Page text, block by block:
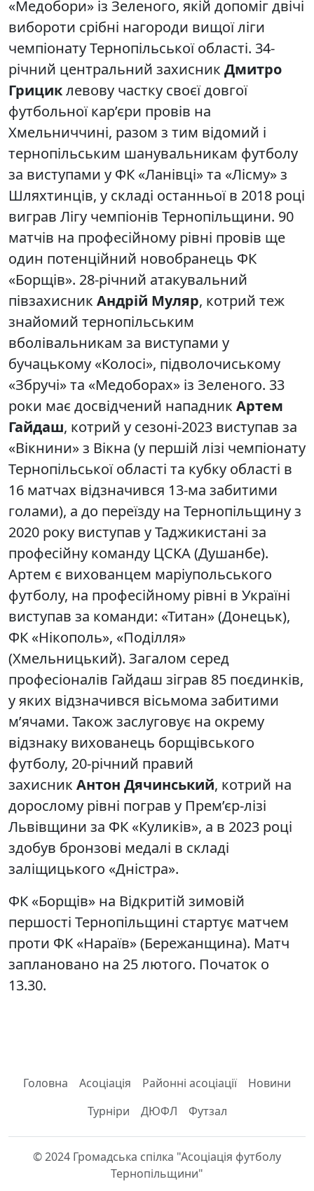
«Медобори» із Зеленого, якій допоміг двічі
вибороти срібні нагороди вищої ліги
чемпіонату Тернопільської області. 34-
річний центральний захисник Дмитро
Грициклевову частку своєї довгої
футбольної кар’єри провів на
Хмельниччині, разом з тим відомий і
тернопільським шанувальникам футболу
за виступами у ФК «Ланівці» та «Лісму» з
Шляхтинців, у складі останньої в 2018 році
виграв Лігу чемпіонів Тернопільщини. 90
матчів на професійному рівні провів ще
один потенційний новобранець ФК
«Борщів». 28-річний атакувальний
півзахисник Андрій Муляр, котрий теж
знайомий тернопільським
вболівальникам за виступами у
бучацькому «Колосі», підволочиському
«Збручі» та «Медоборах» із Зеленого. 33
роки має досвідчений нападник Артем
Гайдаш, котрий у сезоні-2023 виступав за
«Вікнини» з Вікна (у першій лізі чемпіонату
Тернопільської області та кубку області в
16 матчах відзначився 13-ма забитими
голами), а до переїзду на Тернопільщину з
2020 року виступав у Таджикистані за
професійну команду ЦСКА (Душанбе).
Артем є вихованцем маріупольського
футболу, на професійному рівні в Україні
виступав за команди: «Титан» (Донецьк),
ФК «Нікополь», «Поділля»
(Хмельницький). Загалом серед
професіоналів Гайдаш зіграв 85 поєдинків,
у яких відзначився вісьмома забитими
м’ячами. Також заслуговує на окрему
відзнаку вихованець борщівського
футболу, 20-річний правий
захисник Антон Дячинський, котрий на
дорослому рівні пограв у Прем’єр-лізі
Львівщини за ФК «Куликів», а в 2023 році
здобув бронзові медалі в складі
заліщицького «Дністра».
ФК «Борщів» на Відкритій зимовій
першості Тернопільщині стартує матчем
проти ФК «Нараїв» (Бережанщина). Матч
заплановано на 25 лютого. Початок о
13.30.
Головна Асоціація Районні асоціації
Новини
Турніри
ДЮФЛ Футзал
© 2024 Громадська спілка "Асоціація футболу
Тернопільщини"